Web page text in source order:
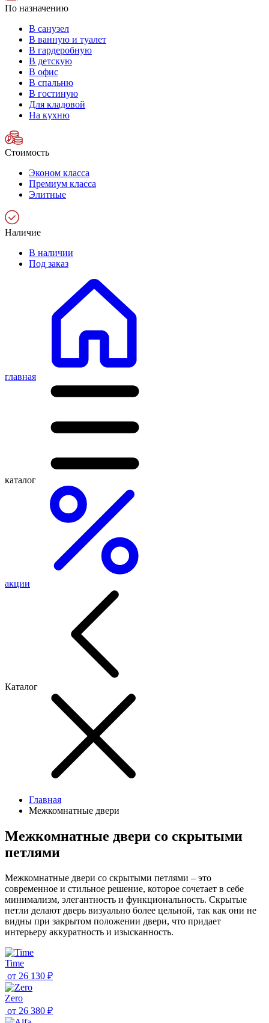
По назначению
В санузел
В ванную и туалет
В гардеробную
В детскую
В офис
В спальню
В гостиную
Для кладовой
На кухню
Стоимость
Эконом класса
Премиум класса
Элитные
Наличие
В наличии
Под заказ
главная
каталог
акции
Каталог
Главная
Межкомнатные двери
Межкомнатные двери со скрытыми
петлями
Межкомнатные двери со скрытыми петлями – это
современное и стильное решение, которое сочетает в себе
минимализм, элегантность и функциональность. Скрытые
петли делают дверь визуально более цельной, так как они не
видны при закрытом положении двери, что придает
интерьеру аккуратность и изысканность.
Time
от 26 130 ₽
Zero
от 26 380 ₽